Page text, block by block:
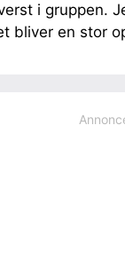
i gruppen.
bliver en stor